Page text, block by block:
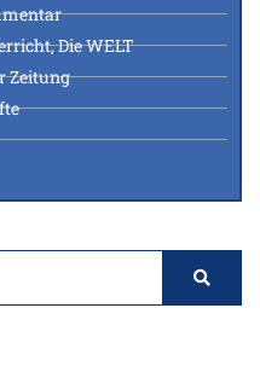
Die WELT
Zeitung